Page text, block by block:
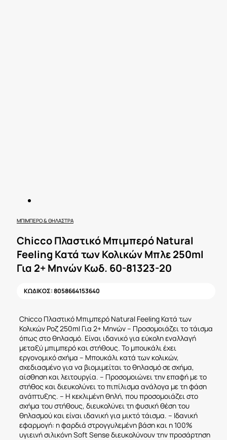
ΜΠΙΜΠΕΡΌ & ΘΉΛΑΣΤΡΑ
Chicco Πλαστικό Μπιμπερό Natural
Feeling Κατά των Κολικών Μπλε 250ml
Για 2+ Μηνών Κωδ. 60-81323-20
ΚΩΔΙΚΟΣ:8058664153640
Chicco Πλαστικό Μπιμπερό Natural Feeling Κατά των
Κολικών Ροζ 250ml Για 2+ Μηνών – Προσομοιάζει το τάισμα
όπως στο θηλασμό. Είναι ιδανικό για εύκολη εναλλαγή
μεταξύ μπιμπερό και στήθους. Το μπουκάλι έχει
εργονομικό σχήμα – Μπουκάλι κατά των κολικών,
σχεδιασμένο για να βιομιμείται το θηλασμό σε σχήμα,
αίσθηση και λειτουργία. – Προσομοιώνει την επαφή με το
στήθος και διευκολύνει το πιπίλισμα ανάλογα με τη φάση
ανάπτυξης. – Η κεκλιμένη θηλή, που προσομοιάζει στο
σχήμα του στήθους, διευκολύνει τη φυσική θέση του
θηλασμού και είναι ιδανική για μικτό τάισμα. – Ιδανική
εφαρμογή: η φαρδιά στρογγυλεμένη βάση και η 100%
υγιεινή σιλικόνη Soft Sense διευκολύνουν την προσάρτηση